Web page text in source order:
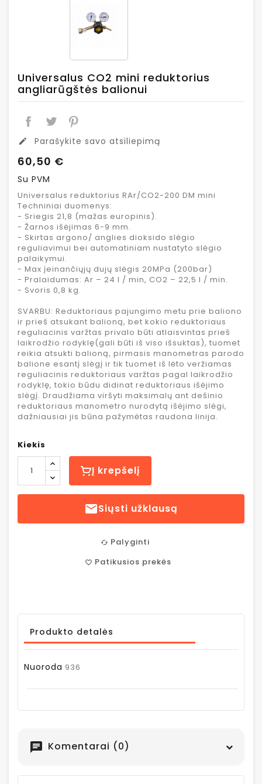
Universalus CO2 mini reduktorius
angliarūgštės balionui
edit Parašykite savo atsiliepimą
60,50 €
Su PVM
Universalus reduktorius RAr/CO2-200 DM mini
Techniniai duomenys:
- Sriegis 21,8 (mažas europinis).
- Žarnos išėjimas 6-9 mm.
- Skirtas argono/ anglies dioksido slėgio
reguliavimui bei automatiniam nustatyto slėgio
palaikymui.
- Max įeinančiųjų dujų slėgis 20MPa (200bar)
- Pralaidumas: Ar – 24 l / min, CO2 – 22,5 l / min.
- Svoris 0,8 kg.
SVARBU: Reduktoriaus pajungimo metu prie baliono
ir prieš atsukant balioną, bet kokio reduktoriaus
reguliacinis varžtas privalo būti atlaisvintas prieš
laikrodžio rodyklę(gali būti iš viso išsuktas), tuomet
reikia atsukti balioną, pirmasis manometras parodo
balione esantį slėgį ir tik tuomet iš lėto veržiamas
reguliacinis reduktoriaus varžtas pagal laikrodžio
rodyklę, tokio būdu didinat reduktoriaus išėjimo
slėgį. Draudžiama viršyti maksimalų ant dešinio
reduktoriaus manometro nurodytą išėjimo slėgi,
dažniausiai jis būna pažymėtas raudona linija.
Kiekis
Į krepšelį
Siųsti užklausą
cached Palyginti
favorite_border Patikusios prekės
Produkto detalės
Nuoroda 936
chat Komentarai (0)